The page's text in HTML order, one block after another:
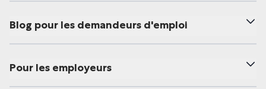
Blog pour les demandeurs d'emploi
Pour les employeurs